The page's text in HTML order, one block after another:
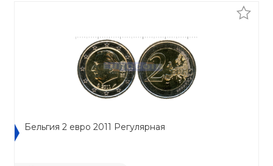
Бельгия 2 евро 2011 Регулярная